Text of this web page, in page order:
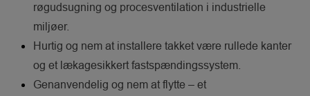
røgudsugning og procesventilation i industrielle
miljøer.
Hurtig og nem at installere takket være rullede kanter
og et lækagesikkert fastspændingssystem.
Genanvendelig og nem at flytte – et